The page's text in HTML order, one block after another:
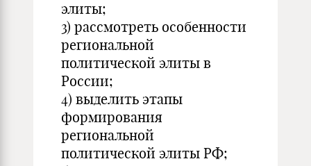
элиты;
3) рассмотреть особенности
региональной
политической элиты в
России;
4) выделить этапы
формирования
региональной
политической элиты РФ;